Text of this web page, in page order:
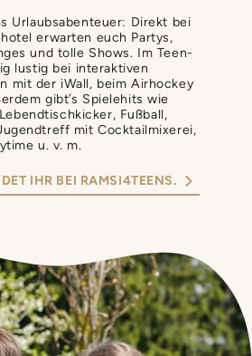
Urlaubsabenteuer: Direkt bei
erwarten euch Partys,
und tolle Shows. Im Teen-
lustig bei interaktiven
mit der iWall, beim Airhockey
gibt’s Spielehits wie
Fußball,
mit Cocktailmixerei,
u. v. m.
IHR BEI RAMSI4TEENS.